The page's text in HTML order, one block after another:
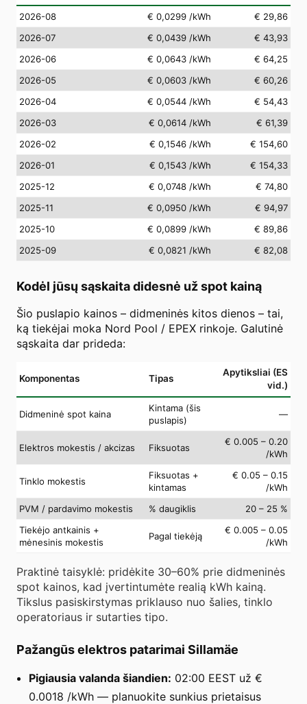
2026-08 € 0,0299 /kWh
€ 29,86
2026-07
€ 0,0439 /kWh
€ 43,93
2026-06
€ 0,0643 /kWh
€ 64,25
2026-05
€ 0,0603 /kWh
€ 60,26
2026-04
€ 0,0544 /kWh
€ 54,43
2026-03
€ 0,0614 /kWh
€ 61,39
2026-02
€ 0,1546 /kWh
€ 154,60
2026-01
€ 0,1543 /kWh
€ 154,33
2025-12
€ 0,0748 /kWh
€ 74,80
2025-11
€ 0,0950 /kWh
€ 94,97
2025-10
€ 0,0899 /kWh
€ 89,86
2025-09
€ 0,0821 /kWh € 82,08
Kodėl jūsų sąskaita didesnė už spot kainą
Šio puslapio kainos – didmeninės kitos dienos – tai,
ką tiekėjai moka Nord Pool / EPEX rinkoje. Galutinė
sąskaita dar prideda:
Komponentas Tipas
Apytiksliai (ES
vid.)
Didmeninė spot kaina
Kintama (šis
puslapis)
—
Elektros mokestis / akcizas Fiksuotas
€ 0.005 – 0.20
/kWh
Tinklo mokestis
Fiksuotas +
kintamas
€ 0.05 – 0.15
/kWh
PVM / pardavimo mokestis
% daugiklis
20 – 25 %
Tiekėjo antkainis +
mėnesinis mokestis
Pagal tiekėją
€ 0.005 – 0.05
/kWh
Praktinė taisyklė: pridėkite 30–60% prie didmeninės
spot kainos, kad įvertintumėte realią kWh kainą.
Tikslus pasiskirstymas priklauso nuo šalies, tinklo
operatoriaus ir sutarties tipo.
Pažangūs elektros patarimai Sillamäe
Pigiausia valanda šiandien: 02:00 EEST už €
0.0018 /kWh — planuokite sunkius prietaisus